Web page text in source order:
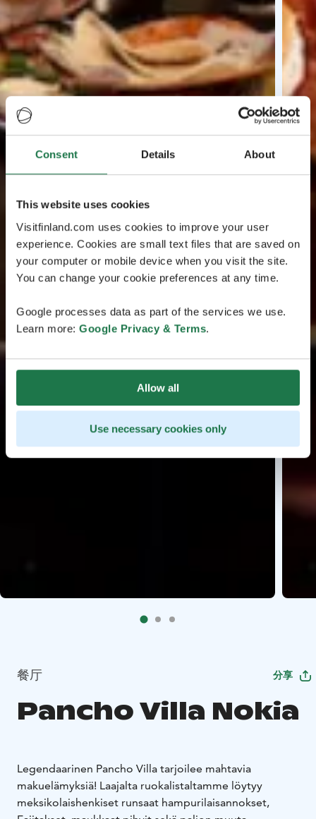
Consent Details About
This website uses cookies
Visitfinland.com uses cookies to improve your user
experience. Cookies are small text files that are saved on
your computer or mobile device when you visit the site.
You can change your cookie preferences at any time.
Google processes data as part of the services we use.
Learn more: Google Privacy & Terms.
Allow all
Use necessary cookies only
餐厅 分享
Pancho Villa Nokia
Legendaarinen Pancho Villa tarjoilee mahtavia
makuelämyksiä! Laajalta ruokalistaltamme löytyy
meksikolaishenkiset runsaat hampurilaisannokset,